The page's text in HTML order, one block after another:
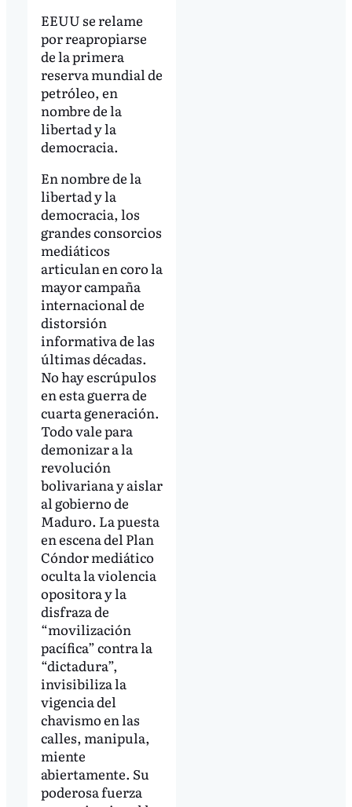
EEUU se relame
por reapropiarse
de la primera
reserva mundial de
petróleo, en
nombre de la
libertad y la
democracia.
En nombre de la
libertad y la
democracia, los
grandes consorcios
mediáticos
articulan en coro la
mayor campaña
internacional de
distorsión
informativa de las
últimas décadas.
No hay escrúpulos
en esta guerra de
cuarta generación.
Todo vale para
demonizar a la
revolución
bolivariana y aislar
al gobierno de
Maduro. La puesta
en escena del Plan
Cóndor mediático
oculta la violencia
opositora y la
disfraza de
“movilización
pacífica” contra la
“dictadura”,
invisibiliza la
vigencia del
chavismo en las
calles, manipula,
miente
abiertamente. Su
poderosa fuerza